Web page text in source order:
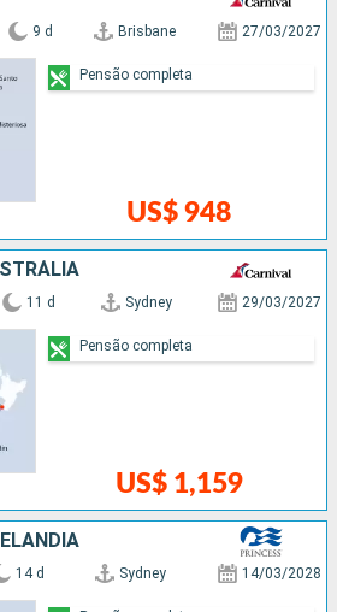
9 d Brisbane 27/03/2027
US$ 948
Pensão completa
11 d Sydney 29/03/2027
US$ 1,159
Pensão completa
14 d Sydney 14/03/2028